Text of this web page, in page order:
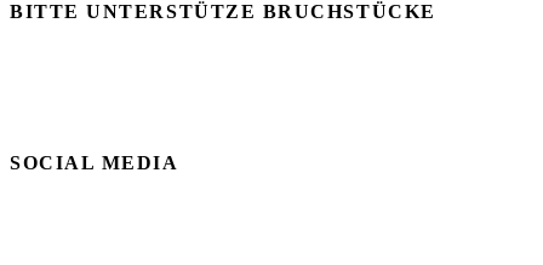
BITTE UNTERSTÜTZE BRUCHSTÜCKE
SOCIAL MEDIA